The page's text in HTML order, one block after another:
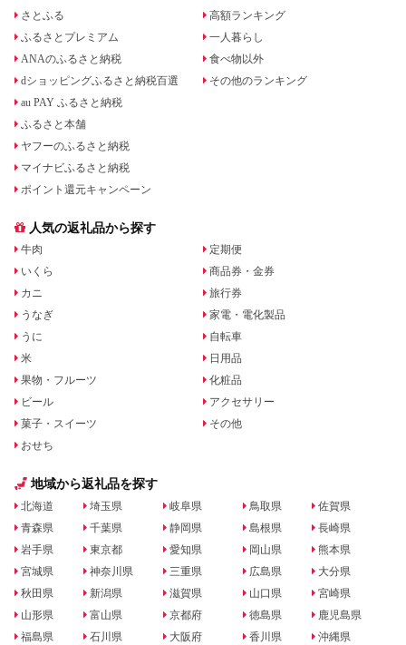
さとふる
ふるさとプレミアム
ANAのふるさと納税
dショッピングふるさと納税百選
au PAY ふるさと納税
ふるさと本舗
ヤフーのふるさと納税
マイナビふるさと納税
ポイント還元キャンペーン
高額ランキング
一人暮らし
食べ物以外
その他のランキング
人気の返礼品から探す
牛肉
いくら
カニ
うなぎ
うに
米
果物・フルーツ
ビール
菓子・スイーツ
おせち
定期便
商品券・金券
旅行券
家電・電化製品
自転車
日用品
化粧品
アクセサリー
その他
地域から返礼品を探す
北海道
青森県
岩手県
宮城県
秋田県
山形県
福島県
埼玉県
千葉県
東京都
神奈川県
新潟県
富山県
石川県
岐阜県
静岡県
愛知県
三重県
滋賀県
京都府
大阪府
鳥取県
島根県
岡山県
広島県
山口県
徳島県
香川県
佐賀県
長崎県
熊本県
大分県
宮崎県
鹿児島県
沖縄県